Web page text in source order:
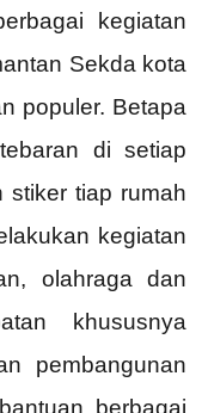
kegiatan
Sekda kota
populer. Betapa
di setiap
stiker tiap rumah
kegiatan
olahraga dan
khususnya
pembangunan
berbagai